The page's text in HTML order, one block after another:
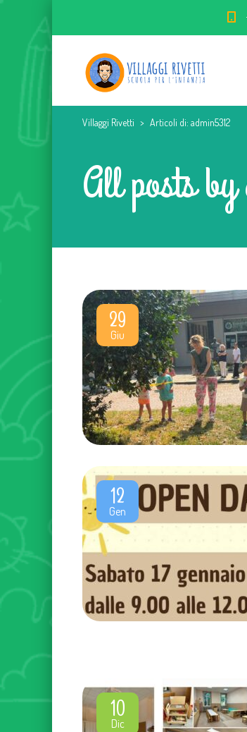
Villaggi Rivetti > Articoli di: admin5312
All posts by
29
Giu
12
Gen
10
Dic